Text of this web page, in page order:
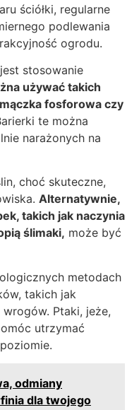
ściółki, regularne
podlewania
ogrodu.
stosowanie
używać takich
fosforowa czy
te można
narażonych na
choć skuteczne,
Alternatywnie,
takich jak naczynia
ślimaki, może być
metodach
takich jak
Ptaki, jeże,
utrzymać
odmiany
dla twojego